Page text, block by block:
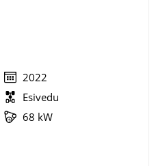
2022
Esivedu
68 kW